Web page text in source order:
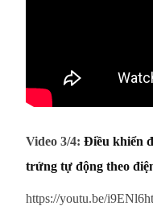
Video 3/4: Điều khiển
trứng tự động theo
https://youtu.be/